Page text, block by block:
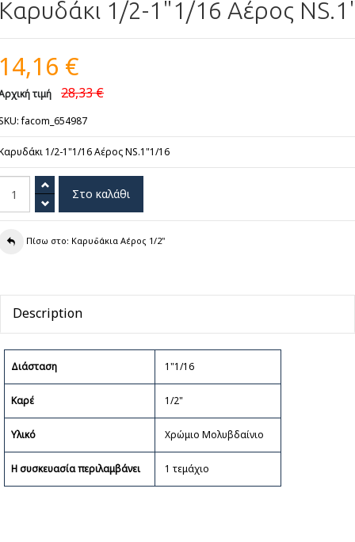
1/2-1"1/16 Αέρος
€
τιμή 28,33 €
facom_654987
1/2-1"1/16 Αέρος NS.1"1/16
Πίσω στο: Καρυδάκια Αέρος 1/2"
Description
Διάσταση 1"1/16
Καρέ 1/2"
Υλικό Χρώμιο Μολυβδαίνιο
Η συσκευασία περιλαμβάνει 1 τεμάχιο